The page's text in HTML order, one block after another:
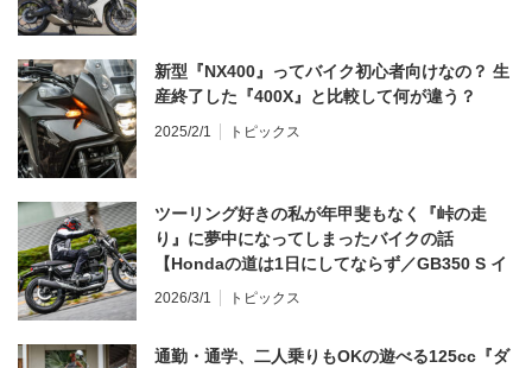
新型『NX400』ってバイク初心者向けなの？ 生
産終了した『400X』と比較して何が違う？
2025/2/1 トピックス
ツーリング好きの私が年甲斐もなく『峠の走
り』に夢中になってしまったバイクの話
【Hondaの道は1日にしてならず／GB350 S イ
ンプレ・レビュー 前編】
2026/3/1 トピックス
通勤・通学、二人乗りもOKの遊べる125cc『ダ